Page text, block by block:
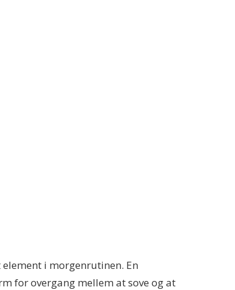
i morgenrutinen. En
for overgang mellem at sove og at